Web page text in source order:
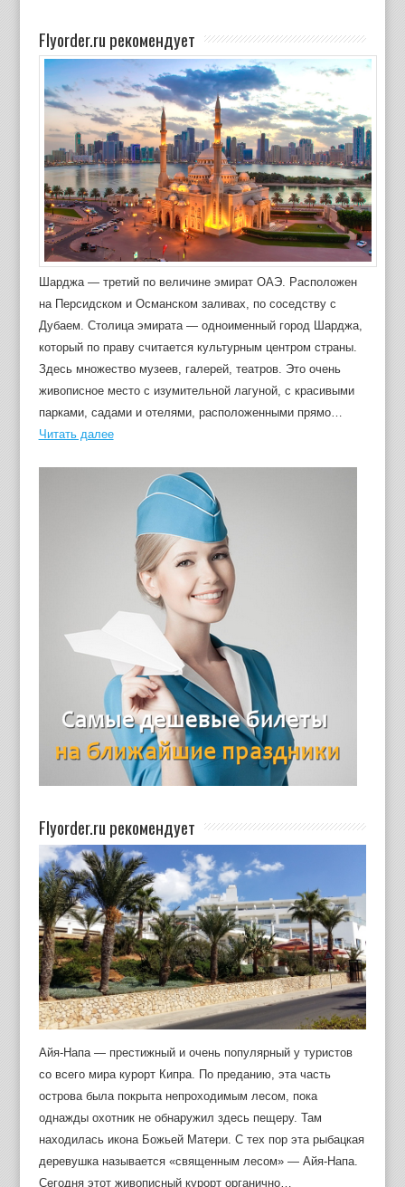
Flyorder.ru рекомендует
Шарджа — третий по величине эмират ОАЭ. Расположен
на Персидском и Османском заливах, по соседству с
Дубаем. Столица эмирата — одноименный город Шарджа,
который по праву считается культурным центром страны.
Здесь множество музеев, галерей, театров. Это очень
живописное место с изумительной лагуной, с красивыми
парками, садами и отелями, расположенными прямо…
Читать далее
Flyorder.ru рекомендует
Айя-Напа — престижный и очень популярный у туристов
со всего мира курорт Кипра. По преданию, эта часть
острова была покрыта непроходимым лесом, пока
однажды охотник не обнаружил здесь пещеру. Там
находилась икона Божьей Матери. С тех пор эта рыбацкая
деревушка называется «священным лесом» — Айя-Напа.
Сегодня этот живописный курорт органично…